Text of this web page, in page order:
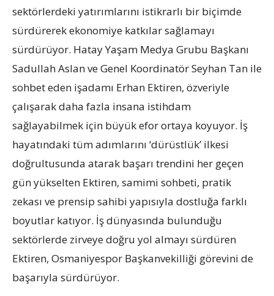
sektörlerdeki yatırımlarını istikrarlı bir biçimde
sürdürerek ekonomiye katkılar sağlamayı
sürdürüyor. Hatay Yaşam Medya Grubu Başkanı
Sadullah Aslan ve Genel Koordinatör Seyhan Tan ile
sohbet eden işadamı Erhan Ektiren, özveriyle
çalışarak daha fazla insana istihdam
sağlayabilmek için büyük efor ortaya koyuyor. İş
hayatındaki tüm adımlarını ‘dürüstlük’ ilkesi
doğrultusunda atarak başarı trendini her geçen
gün yükselten Ektiren, samimi sohbeti, pratik
zekası ve prensip sahibi yapısıyla dostluğa farklı
boyutlar katıyor. İş dünyasında bulunduğu
sektörlerde zirveye doğru yol almayı sürdüren
Ektiren, Osmaniyespor Başkanvekilliği görevini de
başarıyla sürdürüyor.